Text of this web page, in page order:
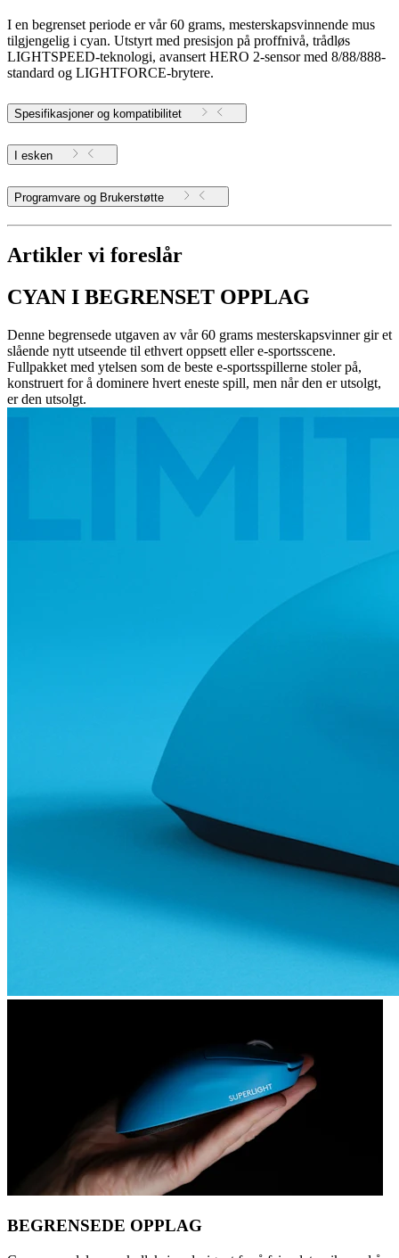
I en begrenset periode er vår 60 grams, mesterskapsvinnende mus
tilgjengelig i cyan. Utstyrt med presisjon på proffnivå, trådløs
LIGHTSPEED-teknologi, avansert HERO 2-sensor med 8/88/888-
standard og LIGHTFORCE-brytere.
Spesifikasjoner og kompatibilitet
I esken
Programvare og Brukerstøtte
Artikler vi foreslår
CYAN I BEGRENSET OPPLAG
Denne begrensede utgaven av vår 60 grams mesterskapsvinner gir et
slående nytt utseende til ethvert oppsett eller e-sportsscene.
Fullpakket med ytelsen som de beste e-sportsspillerne stoler på,
konstruert for å dominere hvert eneste spill, men når den er utsolgt,
er den utsolgt.
BEGRENSEDE OPPLAG